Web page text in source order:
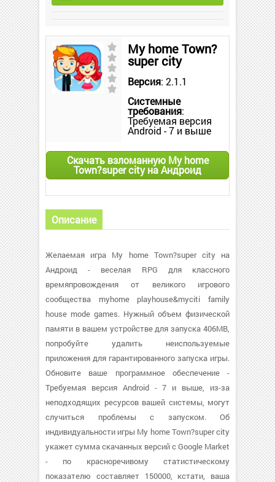
My home Town?
super city
Версия: 2.1.1
Системные
требования:
Требуемая версия
Android - 7 и выше
Скачать взломанную My home
Town?super city на Андроид
Описание
Желаемая игра My home Town?super city на
Андроид - веселая RPG для классного
времяпровождения от великого игрового
сообщества myhome playhouse&myciti family
house mode games. Нужный объем физической
памяти в вашем устройстве для запуска 406MB,
попробуйте удалить неиспользуемые
приложения для гарантированного запуска игры.
Обновите ваше программное обеспечение -
Требуемая версия Android - 7 и выше, из-за
неподходящих ресурсов вашей системы, могут
случиться проблемы с запуском. Об
индивидуальности игры My home Town?super city
укажет сумма скачанных версий с Google Market
- по красноречивому статистическому
показателю составляет 150000, кстати, ваша